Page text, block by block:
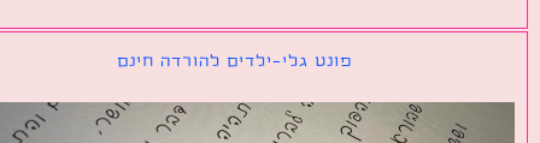
פונט גלי-ילדים להורדה חינם